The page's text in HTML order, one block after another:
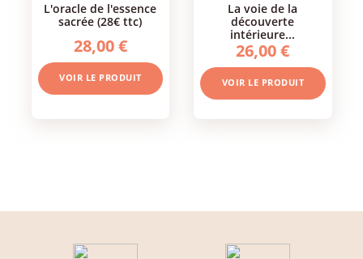
l'oracle de l'essence
sacrée (28€ ttc)
28,00 €
VOIR LE PRODUIT
la voie de la
découverte
intérieure...
26,00 €
VOIR LE PRODUIT